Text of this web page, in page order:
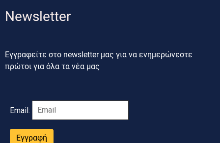
Newsletter
Εγγραφείτε στο newsletter μας για να ενημερώνεστε
πρώτοι για όλα τα νέα μας
Email:
Εγγραφή